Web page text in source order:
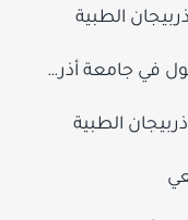
الطبية
أذربيجان الطبية
الطبية